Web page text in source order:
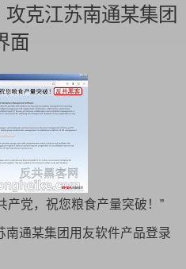
克江苏南通某集团
面
产党，祝您粮食产量突破！”
南通某集团用友软件产品登录